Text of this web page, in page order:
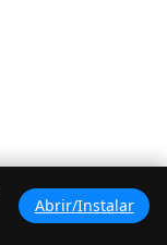
Abrir/Instalar